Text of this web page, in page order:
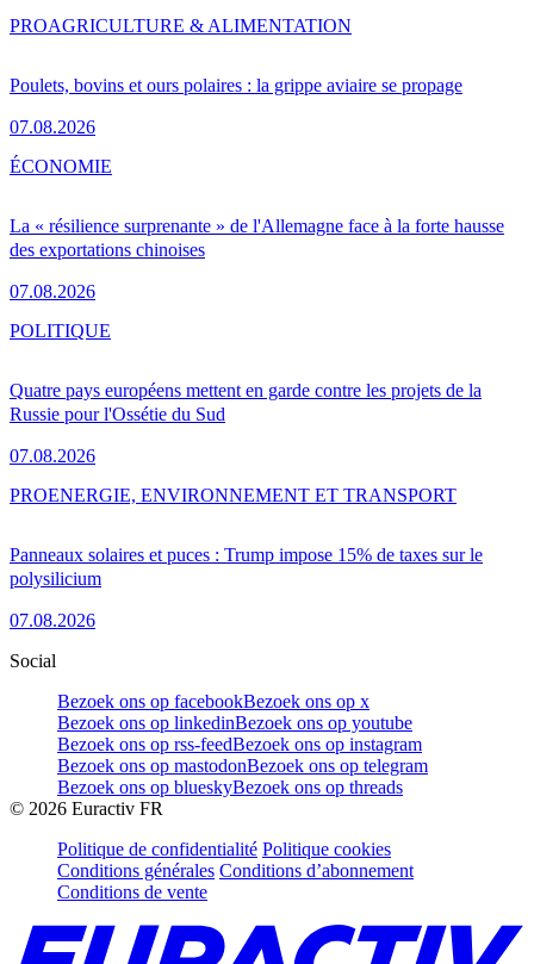
Poulets, bovins et ours polaires : la grippe aviaire se propage
07.08.2026
PROAGRICULTURE & ALIMENTATION
La « résilience surprenante » de l'Allemagne face à la forte hausse
des exportations chinoises
07.08.2026
ÉCONOMIE
Quatre pays européens mettent en garde contre les projets de la
Russie pour l'Ossétie du Sud
07.08.2026
POLITIQUE
Panneaux solaires et puces : Trump impose 15% de taxes sur le
polysilicium
07.08.2026
PROENERGIE, ENVIRONNEMENT ET TRANSPORT
Social
Bezoek ons op facebookBezoek ons op x
Bezoek ons op linkedinBezoek ons op youtube
Bezoek ons op rss-feedBezoek ons op instagram
Bezoek ons op mastodonBezoek ons op telegram
Bezoek ons op blueskyBezoek ons op threads
© 2026 Euractiv FR
Politique de confidentialité Politique cookies
Conditions générales Conditions d’abonnement
Conditions de vente